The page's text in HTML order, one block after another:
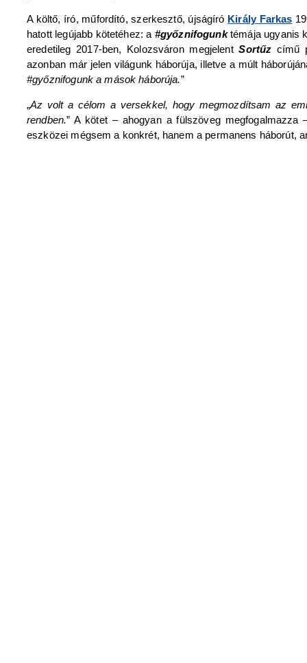
A költő, író, műfordító, szerkesztő, újságíró Király Farkas
hatott legújabb kötetéhez: a #győznifogunktémája ugyanis
eredetileg 2017-ben, Kolozsváron megjelentSortűz című
azonban már jelen világunk háborúja, illetve a múlt
#győznifogunk a mások háborúja.”
„Az volt a célom a versekkel, hogy megmozdítsam az
rendben.” A kötet – ahogyan a fülszöveg
eszközei mégsem a konkrét, hanem a permanens háborút,